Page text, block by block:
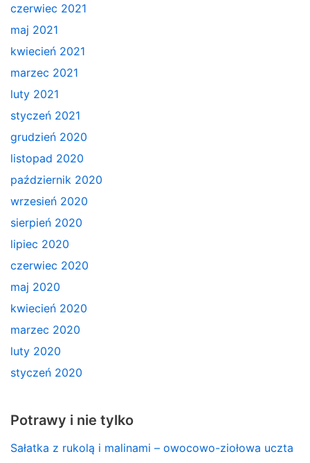
czerwiec 2021
maj 2021
kwiecień 2021
marzec 2021
luty 2021
styczeń 2021
grudzień 2020
listopad 2020
październik 2020
wrzesień 2020
sierpień 2020
lipiec 2020
czerwiec 2020
maj 2020
kwiecień 2020
marzec 2020
luty 2020
styczeń 2020
Potrawy i nie tylko
Sałatka z rukolą i malinami – owocowo-ziołowa uczta